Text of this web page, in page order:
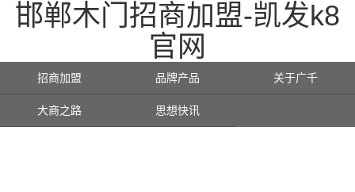
邯郸木门招商加盟-凯发k8
官网
招商加盟 品牌产品 关于广千
大商之路 思想快讯